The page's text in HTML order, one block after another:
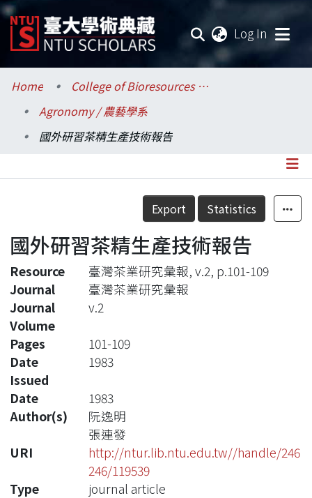
Log In
Communities & Collections
Research Outputs
Statistics
Home
College of Bioresources and Agriculture / 生物資源暨農學院
Agronomy / 農藝學系
國外研習茶精生產技術報告
Details
Export Statistics
國外研習茶精生產技術報告
Resource
臺灣茶業研究彙報, v.2, p.101-109
Journal
臺灣茶業研究彙報
Journal
Volume
v.2
Pages
101-109
Date
Issued
1983
Date
1983
Author(s)
阮逸明
張連發
URI
http://ntur.lib.ntu.edu.tw//handle/246
246/119539
Type
journal article